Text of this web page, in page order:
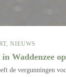
NIEUWS
Waddenzee
de vergunningen